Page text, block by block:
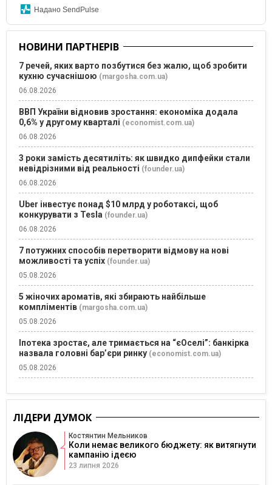
Надано SendPulse
НОВИНИ ПАРТНЕРІВ
7 речей, яких варто позбутися без жалю, щоб зробити
кухню сучаснішою (margosha.com.ua)
06.08.2026
ВВП України відновив зростання: економіка додала
0,6% у другому кварталі (economist.com.ua)
06.08.2026
3 роки замість десятиліть: як швидко дипфейки стали
невідрізними від реальності (founder.ua)
06.08.2026
Uber інвестує понад $10 млрд у роботаксі, щоб
конкурувати з Tesla (founder.ua)
06.08.2026
7 потужних способів перетворити відмову на нові
можливості та успіх (founder.ua)
05.08.2026
5 жіночих ароматів, які збирають найбільше
компліментів (margosha.com.ua)
05.08.2026
Іпотека зростає, але тримається на “єОселі”: банкірка
назвала головні бар’єри ринку (economist.com.ua)
05.08.2026
ЛІДЕРИ ДУМОК
Костянтин Мельников
Коли немає великого бюджету: як витягнути
кампанію ідеєю
23 липня 2026